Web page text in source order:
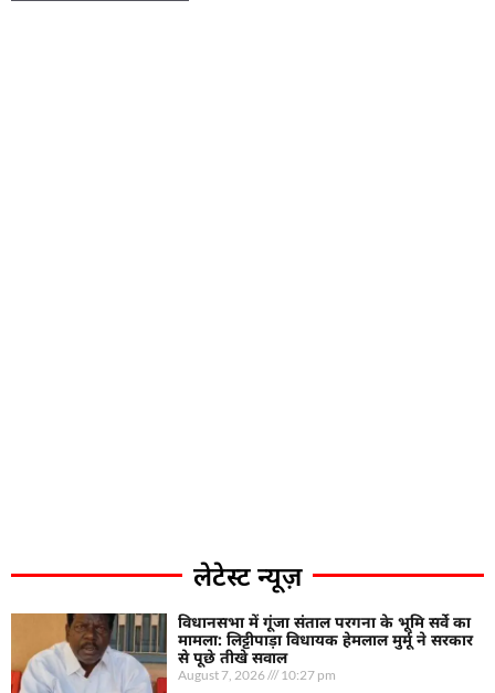
लेटेस्ट न्यूज़
विधानसभा में गूंजा संताल परगना के भूमि सर्वे का
मामला: लिट्टीपाड़ा विधायक हेमलाल मुर्मू ने सरकार
से पूछे तीखे सवाल
August 7, 2026 10:27 pm